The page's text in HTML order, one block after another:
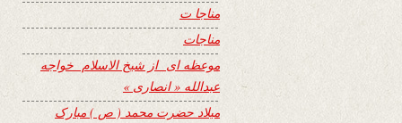
مناجا ت
مناجات
موعظه ای از شیخ الاسلام خواجه
عبدالله « انصاری »
میلاد حضرت محمد ( ص ) مبارک